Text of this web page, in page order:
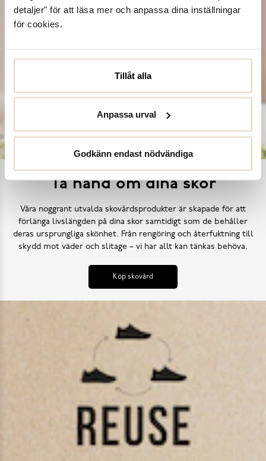
detaljer" för att läsa mer och anpassa dina inställningar
för cookies.
Tillåt alla
Anpassa urval
Godkänn endast nödvändiga
Ta hand om dina skor
Våra noggrant utvalda skovårdsprodukter är skapade för att
förlänga livslängden på dina skor samtidigt som de behåller
deras ursprungliga skönhet. Från rengöring och återfuktning till
skydd mot väder och slitage – vi har allt kan tänkas behöva.
Köp skovård